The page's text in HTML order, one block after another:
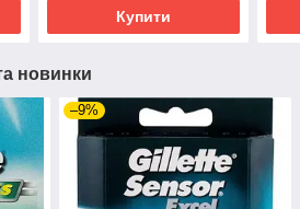
Купити
новинки
–9%